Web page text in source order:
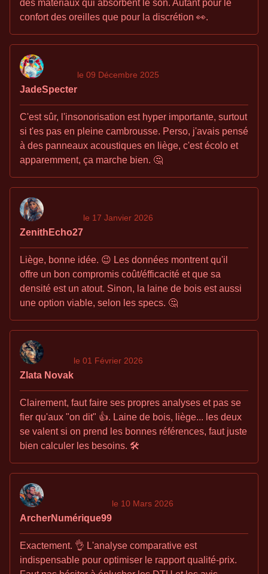
des matériaux qui absorbent le son. Autant pour le
confort des oreilles que pour la discrétion 👀.
JadeSpecter
le 09 Décembre 2025
C'est sûr, l'insonorisation est hyper importante, surtout
si t'es pas en pleine cambrousse. Perso, j'avais pensé
à des panneaux acoustiques en liège, c'est écolo et
apparemment, ça marche bien. 🤔
ZenithEcho27
le 17 Janvier 2026
Liège, bonne idée. 😉 Les données montrent qu'il
offre un bon compromis coût/éfficacité et que sa
densité est un atout. Sinon, la laine de bois est aussi
une option viable, selon les specs. 🤔
Zlata Novak
le 01 Février 2026
Clairement, faut faire ses propres analyses et pas se
fier qu'aux "on dit" 👍. Laine de bois, liège... les deux
se valent si on prend les bonnes références, faut juste
bien calculer les besoins. 🛠
ArcherNumérique99
le 10 Mars 2026
Exactement. 👌 L'analyse comparative est
indispensable pour optimiser le rapport qualité-prix.